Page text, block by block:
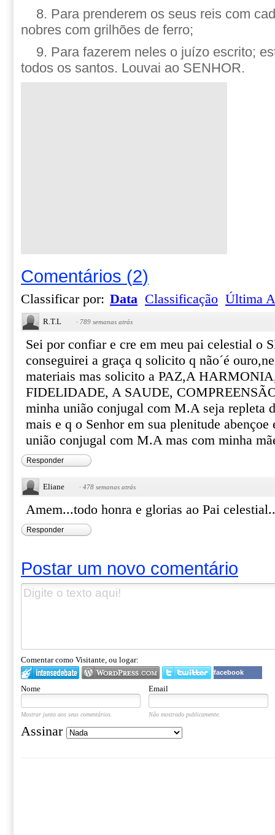
8. Para prenderem os seus reis com
nobres com grilhões de ferro;
9. Para fazerem neles o juízo escrito;
todos os santos. Louvai ao SENHOR.
Comentários (2)
Classificar por: Data Classificação Última
R.T.L · 789 semanas atrás
Sei por confiar e cre em meu pai celestial o
conseguirei a graça q solicito q não´é
materiais mas solicito a PAZ,A
FIDELIDADE, A SAUDE,
minha união conjugal com M.A seja repleta
mais e q o Senhor em sua plenitude
união conjugal com M.A mas com minha
Responder
Eliane · 478 semanas atrás
Amem...todo honra e glorias ao Pai
Responder
Postar um novo comentário
Comentar como Visitante, ou logar:
facebook
Nome Email
Mostrar junto aos seus comentários. Não mostrado publicamente.
Assinar